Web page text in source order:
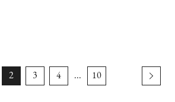
2 3 4 ... 10